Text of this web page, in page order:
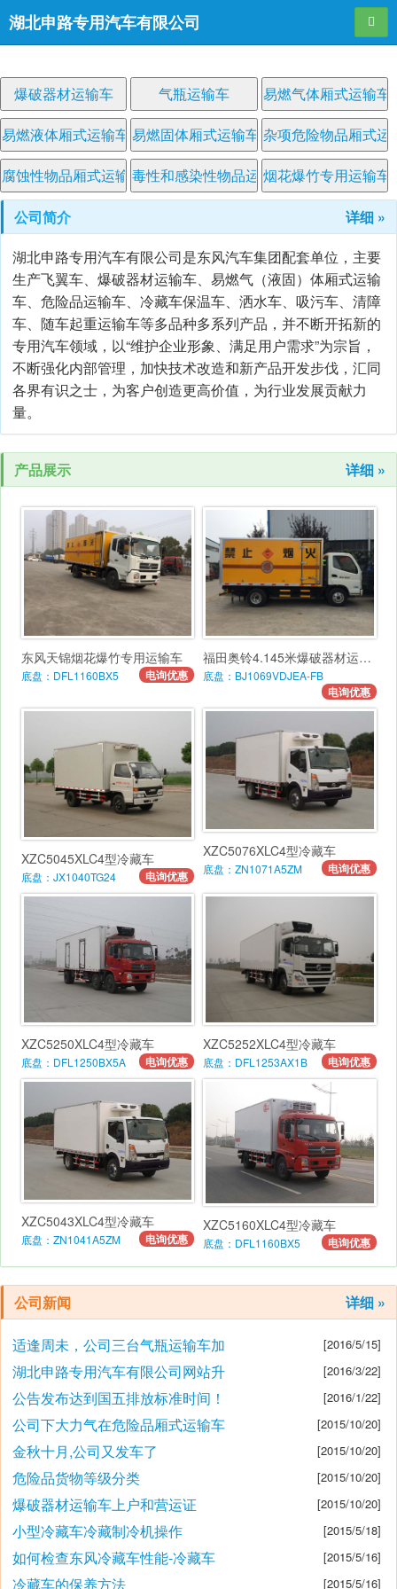
湖北申路专用汽车有限公司 导航
爆破器材运输车 气瓶运输车
易燃气体厢式运输车
易燃液体厢式运输车 易燃固体厢式运输车 杂项危险物品厢式运
腐蚀性物品厢式运输车毒性和感染性物品运输车烟花爆竹专用运输车
公司简介
详细 »
湖北申路专用汽车有限公司是东风汽车集团配套单位，主要
生产飞翼车、爆破器材运输车、易燃气（液固）体厢式运输
车、危险品运输车、冷藏车保温车、洒水车、吸污车、清障
车、随车起重运输车等多品种多系列产品，并不断开拓新的
专用汽车领域，以“维护企业形象、满足用户需求”为宗旨，
不断强化内部管理，加快技术改造和新产品开发步伐，汇同
各界有识之士，为客户创造更高价值，为行业发展贡献力
量。
产品展示 详细 »
东风天锦烟花爆竹专用运输车
底盘：DFL1160BX5 电询优惠
福田奥铃4.145米爆破器材运输车
底盘：BJ1069VDJEA-FB
电询优惠
XZC5045XLC4型冷藏车
底盘：JX1040TG24 电询优惠
XZC5076XLC4型冷藏车
底盘：ZN1071A5ZM 电询优惠
XZC5250XLC4型冷藏车
底盘：DFL1250BX5A 电询优惠
XZC5252XLC4型冷藏车
底盘：DFL1253AX1B 电询优惠
XZC5043XLC4型冷藏车
底盘：ZN1041A5ZM 电询优惠
XZC5160XLC4型冷藏车
底盘：DFL1160BX5 电询优惠
公司新闻 详细 »
适逢周未，公司三台气瓶运输车加 [2016/5/15]
湖北申路专用汽车有限公司网站升 [2016/3/22]
公告发布达到国五排放标准时间！ [2016/1/22]
公司下大力气在危险品厢式运输车 [2015/10/20]
金秋十月,公司又发车了 [2015/10/20]
危险品货物等级分类 [2015/10/20]
爆破器材运输车上户和营运证 [2015/10/20]
小型冷藏车冷藏制冷机操作 [2015/5/18]
如何检查东风冷藏车性能-冷藏车 [2015/5/16]
冷藏车的保养方法 [2015/5/16]